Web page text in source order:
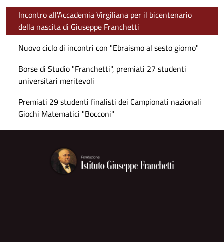
Incontro all'Accademia Virgiliana per il bicentenario
della nascita di Giuseppe Franchetti
Nuovo ciclo di incontri con "Ebraismo al sesto giorno"
Borse di Studio "Franchetti", premiati 27 studenti
universitari meritevoli
Premiati 29 studenti finalisti dei Campionati nazionali
Giochi Matematici "Bocconi"